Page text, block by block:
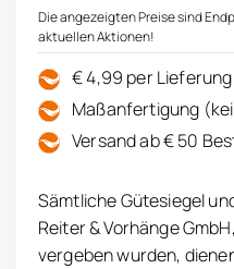
Die angezeigten Preise sind
aktuellen Aktionen!
€ 4,99 per
Maßanfertigung
Versand ab € 50
Sämtliche Gütesiegel
Reiter & Vorhänge
vergeben wurden,